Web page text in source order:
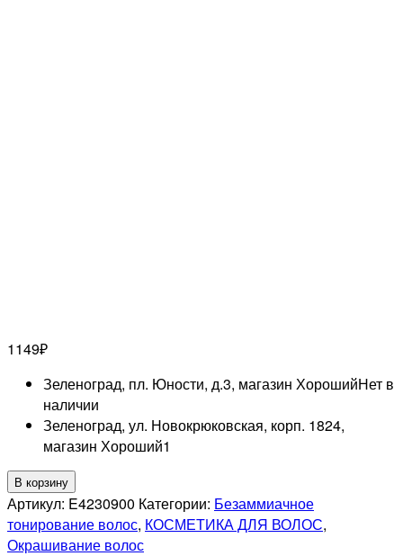
1149₽
Зеленоград, пл. Юности, д.3, магазин ХорошийНет в
наличии
Зеленоград, ул. Новокрюковская, корп. 1824,
магазин Хороший1
Количество
товара
MATRIX
PROFESSIONAL
В корзину
Артикул: E4230900 Категории: Безаммиачное
тонирование волос, КОСМЕТИКА ДЛЯ ВОЛОС,
Окрашивание волос